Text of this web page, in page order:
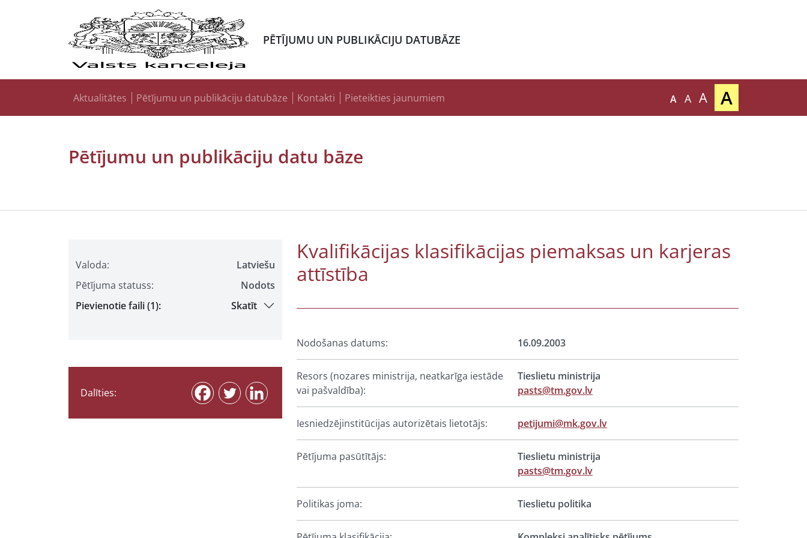
PĒTĪJUMU UN PUBLIKĀCIJU DATUBĀZE
Aktualitātes Pētījumu un publikāciju datubāze Kontakti Pieteikties jaunumiem A A A A
Pētījumu un publikāciju datu bāze
Valoda:
Latviešu
Pētījuma statuss:
Nodots
Pievienotie faili (1):
Skatīt
Dalīties:
Kvalifikācijas klasifikācijas piemaksas un karjeras
attīstība
Nodošanas datums: 16.09.2003
Resors (nozares ministrija, neatkarīga iestāde
vai pašvaldība):
Tieslietu ministrija
pasts@tm.gov.lv
Iesniedzējinstitūcijas autorizētais lietotājs: petijumi@mk.gov.lv
Pētījuma pasūtītājs:
Tieslietu ministrija
pasts@tm.gov.lv
Politikas joma: Tieslietu politika